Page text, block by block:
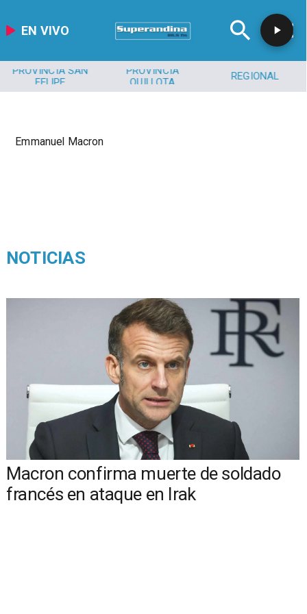
EN VIVO
PROVINCIA SAN
FELIPE
PROVINCIA
QUILLOTA
REGIONAL
Emmanuel Macron
NOTICIAS
Macron confirma muerte de soldado
francés en ataque en Irak